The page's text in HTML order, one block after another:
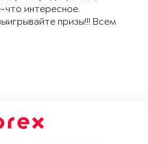
что интересное.
призы!!! Всем